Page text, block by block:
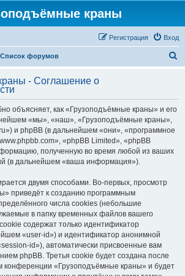
краны
Вход
Регистрация
Список форумов
с
- Соглашение о
объясняет, как «Грузоподъёмные краны» и его
«мы», «наш», «Грузоподъёмные краны»,
и phpBB (в дальнейшем «они», «программное
«phpBB Limited», «phpBB
полученную во время любой из ваших
(в дальнейшем «ваша информация»).
двумя способами. Во-первых, просмотр
приведёт к созданию программным
числа cookies (небольшие
в папку временных файлов вашего
содержат только идентификатор
«user-id») и идентификатор анонимной
id»), автоматически присвоенные вам
phpBB. Третья cookie будет создана после
конференции «Грузоподъёмные краны» и будет